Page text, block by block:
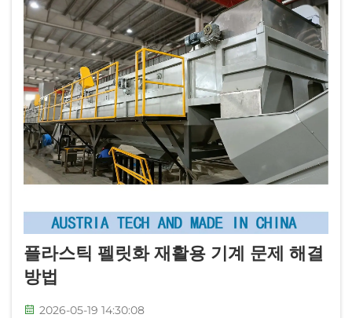
플라스틱 펠릿화 재활용 기계 문제 해결
방법
2026-05-19 14:30:08